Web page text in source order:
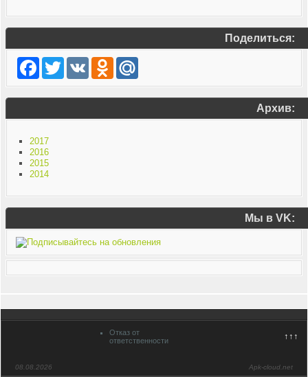
Поделиться:
Facebook
TwitterVK Odnoklassniki
Mail.Ru
Архив:
2017
2016
2015
2014
Мы в VK:
↑↑↑
Отказ от
ответственности
08.08.2026 Apk-cloud.net